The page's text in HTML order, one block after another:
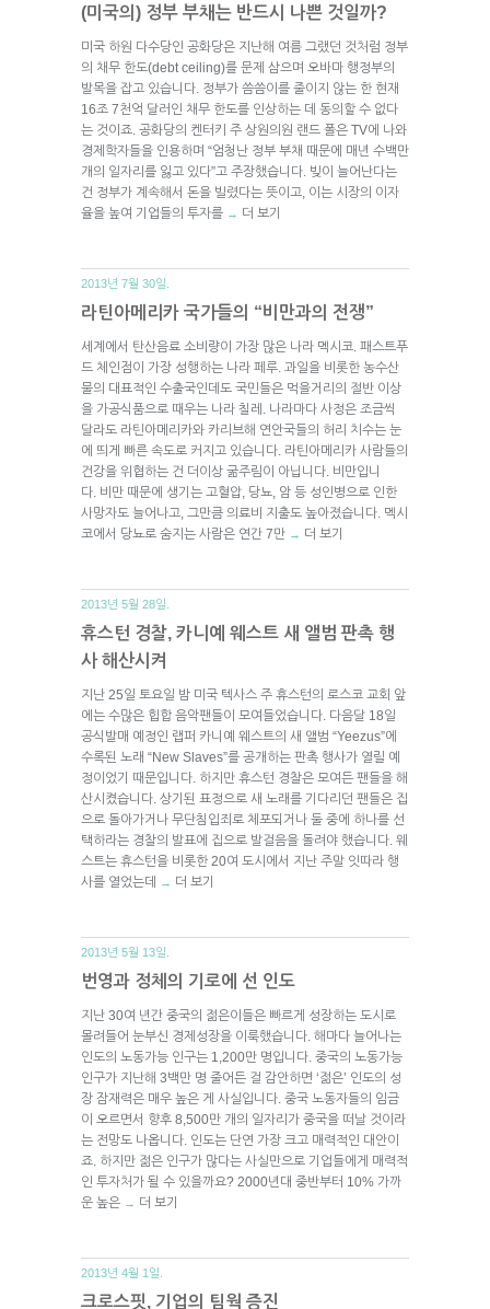
(미국의) 정부 부채는 반드시 나쁜 것일까?
미국 하원 다수당인 공화당은 지난해 여름 그랬던 것처럼 정부
의 채무 한도(debt ceiling)를 문제 삼으며 오바마 행정부의
발목을 잡고 있습니다. 정부가 씀씀이를 줄이지 않는 한 현재
16조 7천억 달러인 채무 한도를 인상하는 데 동의할 수 없다
는 것이죠. 공화당의 켄터키 주 상원의원 랜드 폴은 TV에 나와
경제학자들을 인용하며 “엄청난 정부 부채 때문에 매년 수백만
개의 일자리를 잃고 있다”고 주장했습니다. 빚이 늘어난다는
건 정부가 계속해서 돈을 빌렸다는 뜻이고, 이는 시장의 이자
율을 높여 기업들의 투자를 → 더 보기
2013년 7월 30일.
라틴아메리카 국가들의 “비만과의 전쟁”
세계에서 탄산음료 소비량이 가장 많은 나라 멕시코. 패스트푸
드 체인점이 가장 성행하는 나라 페루. 과일을 비롯한 농수산
물의 대표적인 수출국인데도 국민들은 먹을거리의 절반 이상
을 가공식품으로 때우는 나라 칠레. 나라마다 사정은 조금씩
달라도 라틴아메리카와 카리브해 연안국들의 허리 치수는 눈
에 띄게 빠른 속도로 커지고 있습니다. 라틴아메리카 사람들의
건강을 위협하는 건 더이상 굶주림이 아닙니다. 비만입니
다. 비만 때문에 생기는 고혈압, 당뇨, 암 등 성인병으로 인한
사망자도 늘어나고, 그만큼 의료비 지출도 높아졌습니다. 멕시
코에서 당뇨로 숨지는 사람은 연간 7만 → 더 보기
2013년 5월 28일.
휴스턴 경찰, 카니예 웨스트 새 앨범 판촉 행
사 해산시켜
지난 25일 토요일 밤 미국 텍사스 주 휴스턴의 로스코 교회 앞
에는 수많은 힙합 음악팬들이 모여들었습니다. 다음달 18일
공식발매 예정인 랩퍼 카니예 웨스트의 새 앨범 “Yeezus”에
수록된 노래 “New Slaves”를 공개하는 판촉 행사가 열릴 예
정이었기 때문입니다. 하지만 휴스턴 경찰은 모여든 팬들을 해
산시켰습니다. 상기된 표정으로 새 노래를 기다리던 팬들은 집
으로 돌아가거나 무단침입죄로 체포되거나 둘 중에 하나를 선
택하라는 경찰의 발표에 집으로 발걸음을 돌려야 했습니다. 웨
스트는 휴스턴을 비롯한 20여 도시에서 지난 주말 잇따라 행
사를 열었는데
→ 더 보기
2013년 5월 13일.
번영과 정체의 기로에 선 인도
지난 30여 년간 중국의 젊은이들은 빠르게 성장하는 도시로
몰려들어 눈부신 경제성장을 이룩했습니다. 해마다 늘어나는
인도의 노동가능 인구는 1,200만 명입니다. 중국의 노동가능
인구가 지난해 3백만 명 줄어든 걸 감안하면 ‘젊은’ 인도의 성
장 잠재력은 매우 높은 게 사실입니다. 중국 노동자들의 임금
이 오르면서 향후 8,500만 개의 일자리가 중국을 떠날 것이라
는 전망도 나옵니다. 인도는 단연 가장 크고 매력적인 대안이
죠. 하지만 젊은 인구가 많다는 사실만으로 기업들에게 매력적
인 투자처가 될 수 있을까요? 2000년대 중반부터 10% 가까
운 높은 → 더 보기
2013년 4월 1일.
크로스핏, 기업의 팀웍 증진